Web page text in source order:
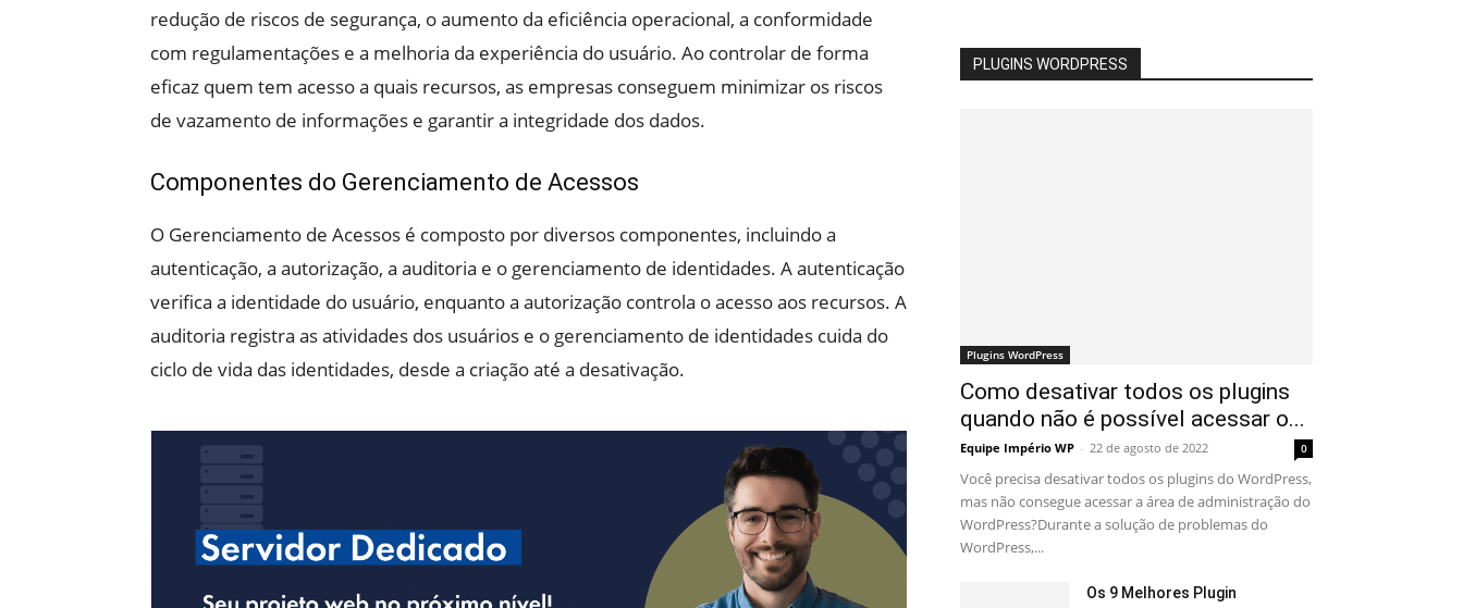
redução de riscos de segurança, o aumento da eficiência operacional, a conformidade
com regulamentações e a melhoria da experiência do usuário. Ao controlar de forma
eficaz quem tem acesso a quais recursos, as empresas conseguem minimizar os riscos
de vazamento de informações e garantir a integridade dos dados.
Componentes do Gerenciamento de Acessos
O Gerenciamento de Acessos é composto por diversos componentes, incluindo a
autenticação, a autorização, a auditoria e o gerenciamento de identidades. A autenticação
verifica a identidade do usuário, enquanto a autorização controla o acesso aos recursos. A
auditoria registra as atividades dos usuários e o gerenciamento de identidades cuida do
ciclo de vida das identidades, desde a criação até a desativação.
PLUGINS WORDPRESS
Plugins WordPress
Como desativar todos os plugins
quando não é possível acessar o...
Equipe Império WP - 22 de agosto de 2022 0
Você precisa desativar todos os plugins do WordPress,
mas não consegue acessar a área de administração do
WordPress?Durante a solução de problemas do
WordPress,...
Os 9 Melhores Plugin